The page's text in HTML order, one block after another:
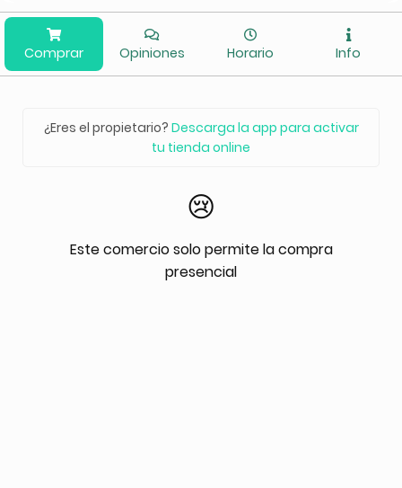
Comprar Opiniones Horario Info
¿Eres el propietario? Descarga la app para activar
tu tienda online
😢
Este comercio solo permite la compra
presencial